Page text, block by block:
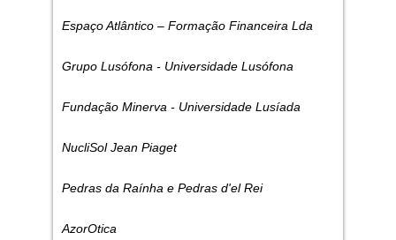
Espaço Atlântico – Formação Financeira Lda
Grupo Lusófona - Universidade Lusófona
Fundação Minerva - Universidade Lusíada
NucliSol Jean Piaget
Pedras da Raínha e Pedras d'el Rei
AzorOtica